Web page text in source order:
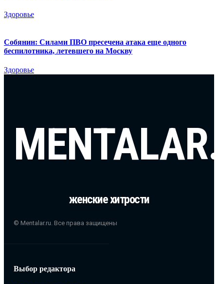
Здоровье
Собянин: Силами ПВО пресечена атака еще одного
беспилотника, летевшего на Москву
Здоровье
женские хитрости
© Mentalar.ru. Все права защищены
Выбор редактора